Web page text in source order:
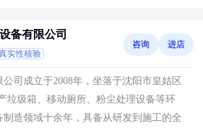
备有限公司
实性核验
咨询 进店
司成立于2008年，坐落于沈阳市皇姑区
垃圾箱、移动厕所、粉尘处理设备等环
造领域十余年，具备从研发到施工的全